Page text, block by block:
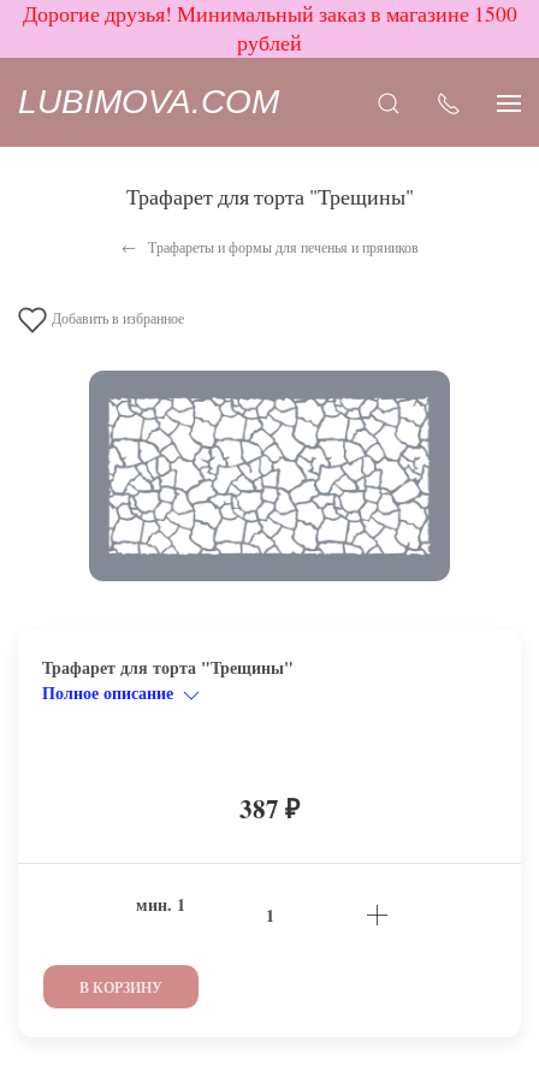
Дорогие друзья! Минимальный заказ в магазине 1500
рублей
LUBIMOVA.COM
Трафарет для торта "Трещины"
Трафареты и формы для печенья и пряников
Добавить в избранное
Трафарет для торта "Трещины"
Полное описание
387 ₽
мин. 1
В КОРЗИНУ